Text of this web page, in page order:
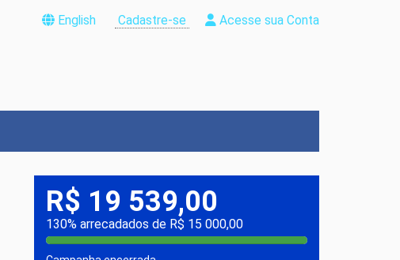
English Cadastre-se Acesse sua Conta
R$ 19 539,00
130% arrecadados de R$ 15 000,00